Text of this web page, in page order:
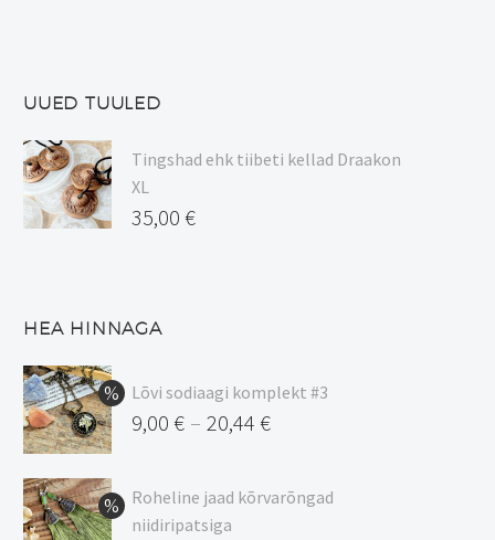
UUED TUULED
Tingshad ehk tiibeti kellad Draakon
XL
35,00 €
HEA HINNAGA
Lõvi sodiaagi komplekt #3
9,00 € – 20,44 €
9,00 €
kuni
Roheline jaad kõrvarõngad
niidiripatsiga